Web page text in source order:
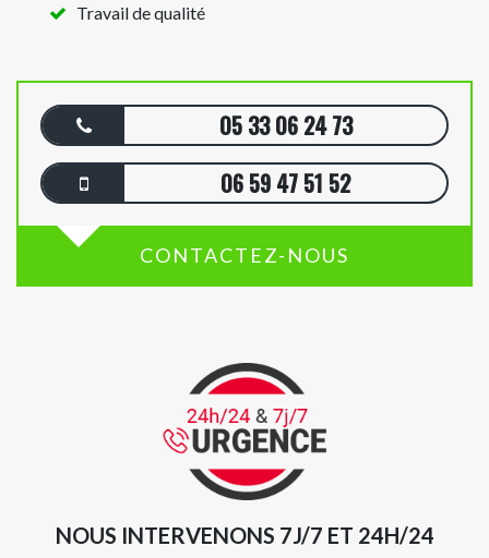
Travail de qualité
05 33 06 24 73
06 59 47 51 52
CONTACTEZ-NOUS
NOUS INTERVENONS 7J/7 ET 24H/24